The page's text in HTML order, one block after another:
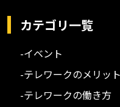
カテゴリ一覧
-イベント
-テレワークのメリッ
-テレワークの働き方